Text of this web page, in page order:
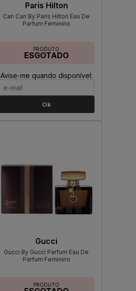
Paris Hilton
Can Can By Paris Hilton Eau De
Parfum Feminino
PRODUTO
ESGOTADO
Avise-me quando disponível:
Ok
Gucci
Gucci By Gucci Parfum Eau De
Parfum Feminino
PRODUTO